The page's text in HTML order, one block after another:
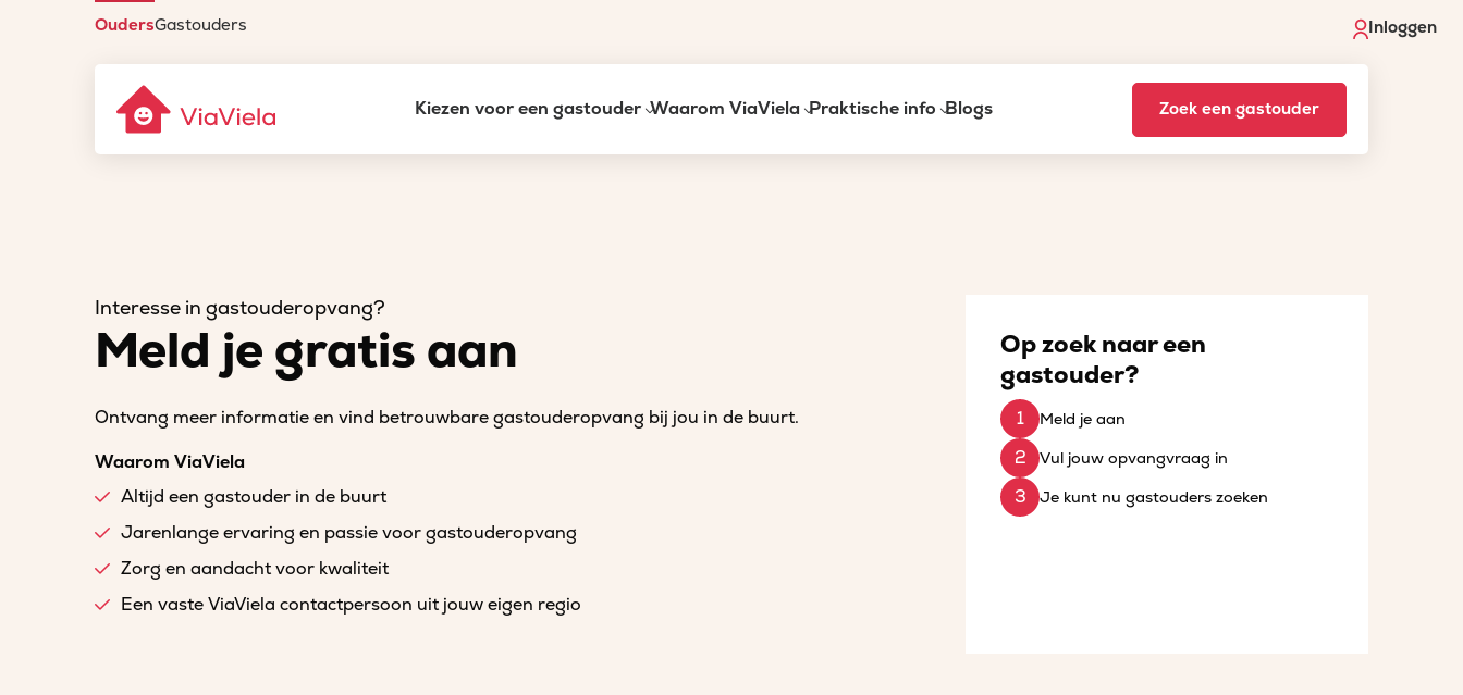
OudersGastouders Inloggen
Kiezen voor een gastouder Waarom ViaViela Praktische info Blogs Zoek een gastouder
Interesse in gastouderopvang?
Meld je gratis aan
Ontvang meer informatie en vind betrouwbare gastouderopvang bij jou in de buurt.
Waarom ViaViela
Altijd een gastouder in de buurt
Jarenlange ervaring en passie voor gastouderopvang
Zorg en aandacht voor kwaliteit
Een vaste ViaViela contactpersoon uit jouw eigen regio
Op zoek naar een
gastouder?
Meld je aan
Vul jouw opvangvraag in
Je kunt nu gastouders zoeken